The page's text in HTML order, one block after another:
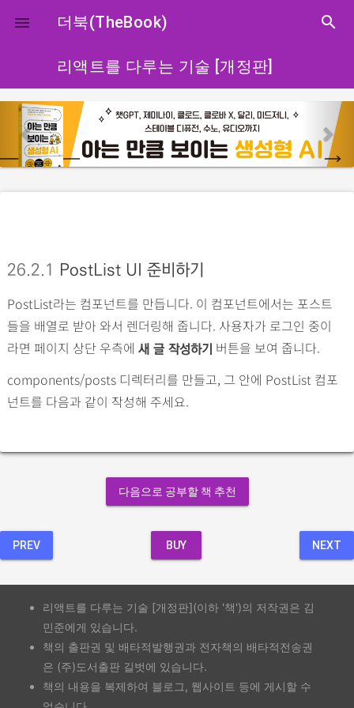
close
 더북(TheBook) search
리액트를 다루는 기술 [개정판]
p
r
e
s
e
x
26.2.1 PostList UI 준비하기
PostList라는 컴포넌트를 만듭니다. 이 컴포넌트에서는 포스트
들을 배열로 받아 와서 렌더링해 줍니다. 사용자가 로그인 중이
라면 페이지 상단 우측에 새 글 작성하기 버튼을 보여 줍니다.
components/posts 디렉터리를 만들고, 그 안에 PostList 컴포
넌트를 다음과 같이 작성해 주세요.
다음으로 공부할 책 추천
PREV BUY NEXT
리액트를 다루는 기술 [개정판](이하 '책')의 저작권은 김
민준에게 있습니다.
책의 출판권 및 배타적발행권과 전자책의 배타적전송권
은 (주)도서출판 길벗에 있습니다.
책의 내용을 복제하여 블로그, 웹사이트 등에 게시할 수